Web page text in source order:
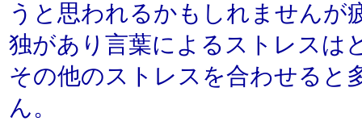
うと思われるかもしれませんが
独があり言葉によるストレスは
その他のストレスを合わせると
ん。